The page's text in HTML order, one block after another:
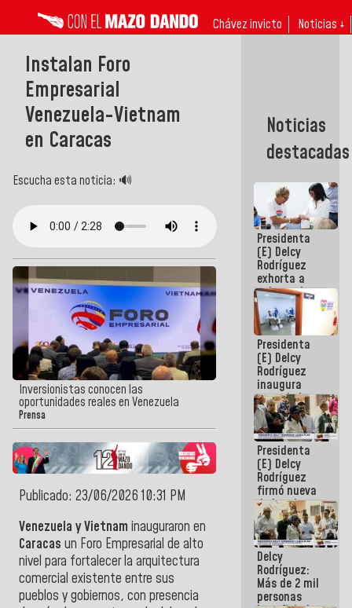
Chávez invicto Noticias ↓
Instalan Foro
Empresarial
Venezuela-Vietnam
en Caracas
Escucha esta noticia: 🔊
Inversionistas conocen las
oportunidades reales en Venezuela
Prensa
Publicado: 23/06/2026 10:31 PM
Venezuela y Vietnam inauguraron en
Caracas un Foro Empresarial de alto
nivel para fortalecer la arquitectura
comercial existente entre sus
pueblos y gobiernos, con presencia
Noticias
destacadas
Presidenta
(E) Delcy
Rodríguez
exhorta a
gobernadores
y alcaldes a
edificar
casas para
abuelos
Presidenta
(E) Delcy
Rodríguez
inaugura
casa de los
Abuelos
Primavera
en Caracas
Presidenta
(E) Delcy
Rodríguez
firmó nueva
de Ley de
Arrendamiento
aprobada
por la AN
Delcy
Rodríguez:
Más de 2 mil
personas